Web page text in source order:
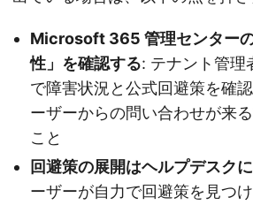
Microsoft 365 管理センター
性」を確認する: テナント管理
で障害状況と公式回避策を確
ーザーからの問い合わせが来
こと
回避策の展開はヘルプデスク
ーザーが自力で回避策を見つ